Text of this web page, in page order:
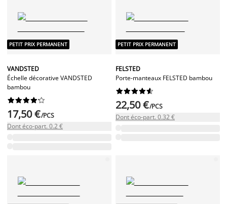
PETIT PRIX PERMANENT
VANDSTED
Échelle décorative VANDSTED
bambou






17,50 €/PCS
Dont éco-part. 0.2 €
PETIT PRIX PERMANENT
FELSTED
Porte-manteaux FELSTED bambou






22,50 €/PCS
Dont éco-part. 0.32 €